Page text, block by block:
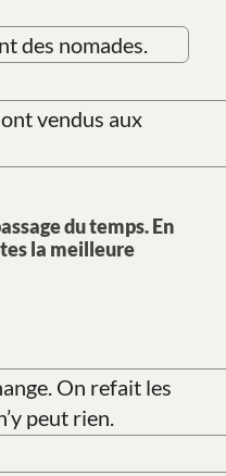
des nomades.
vendus aux
du temps. En
la meilleure
On refait les
peut rien.